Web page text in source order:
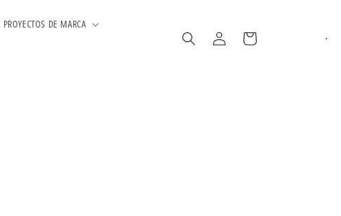
PROYECTOS DE MARCA
Iniciar
sesión
Carrito